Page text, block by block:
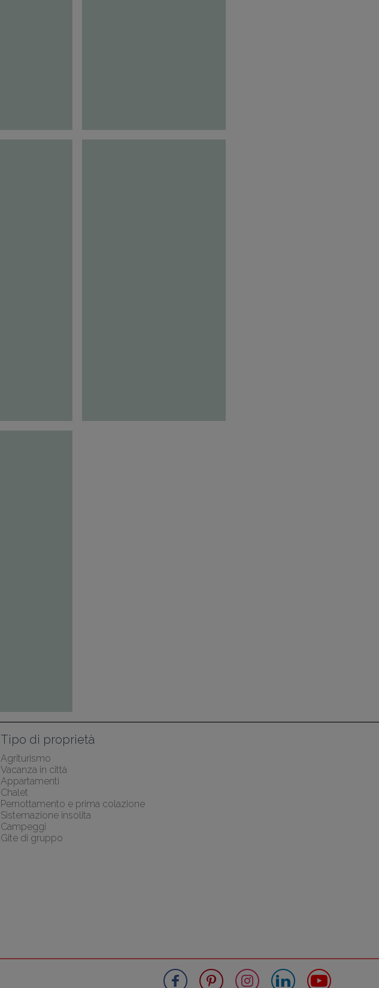
Tipo di proprietà
Agriturismo
Vacanza in città
Appartamenti
Chalet
Pernottamento e prima colazione
Sistemazione insolita
Campeggi
Gite di gruppo